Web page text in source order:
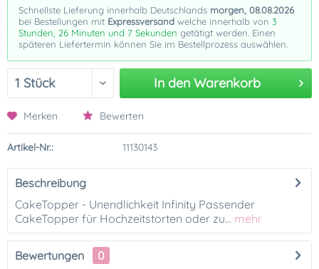
Schnellste Lieferung innerhalb Deutschlands morgen, 08.08.2026
bei Bestellungen mit Expressversand welche innerhalb von 3
Stunden, 26 Minuten und 7 Sekunden getätigt werden. Einen
späteren Liefertermin können Sie im Bestellprozess auswählen.
In den Warenkorb
Merken Bewerten
Artikel-Nr.: 11130143
Beschreibung
CakeTopper - Unendlichkeit Infinity Passender
CakeTopper für Hochzeitstorten oder zu... mehr
Bewertungen
0